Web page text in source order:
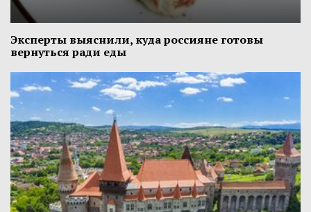
Эксперты выяснили, куда россияне готовы
вернуться ради еды